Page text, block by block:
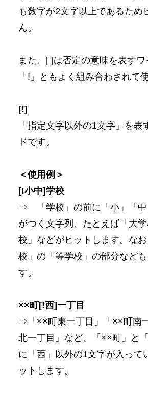
も数字が2文字以上であるため
ん。
また、[ ]は否定の意味を表す
「!」ともよく組み合わされて
[!]
「指定文字以外の1文字」を表
ドです。
＜使用例＞
[!小中]学校
⇒ 「学校」の前に「小」「中
がつく文字列、たとえば「大
校」などがヒットします。な
校」の「等学校」の部分など
す。
××町[!西]一丁目
⇒「××町東一丁目」「××町南
北一丁目」など、「××町」と
に「西」以外の1文字が入って
ットします。